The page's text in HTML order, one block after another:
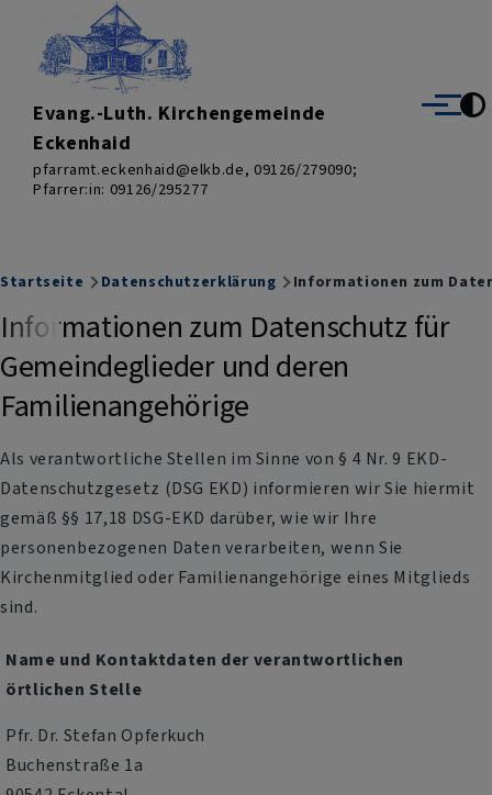
Direkt zum Inhalt
Evang.-Luth. Kirchengemeinde
Eckenhaid
pfarramt.eckenhaid@elkb.de, 09126/279090;
Pfarrer:in: 09126/295277
Menü
Breadcrumb
Startseite Datenschutzerklärung Informationen zum
Informationen zum Datenschutz für
Gemeindeglieder und deren
Familienangehörige
Als verantwortliche Stellen im Sinne von § 4 Nr. 9 EKD-
Datenschutzgesetz (DSG EKD) informieren wir Sie hiermit
gemäß §§ 17,18 DSG-EKD darüber, wie wir Ihre
personenbezogenen Daten verarbeiten, wenn Sie
Kirchenmitglied oder Familienangehörige eines Mitglieds
sind.
Name und Kontaktdaten der verantwortlichen
örtlichen Stelle
Pfr. Dr. Stefan Opferkuch
Buchenstraße 1a